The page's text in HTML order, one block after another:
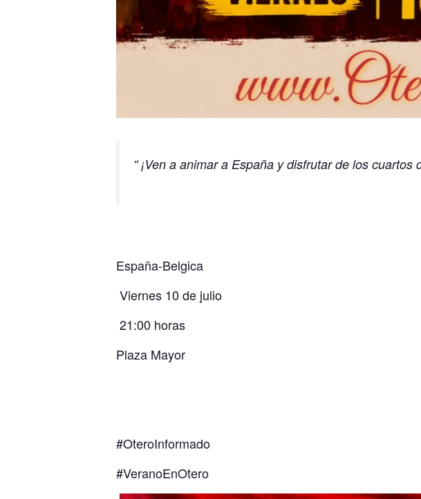
¡Ven a animar a España y disfrutar de los
España-Belgica
Viernes 10 de julio
21:00 horas
Plaza Mayor
#OteroInformado
#VeranoEnOtero